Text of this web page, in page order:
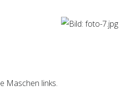
Maschen links.